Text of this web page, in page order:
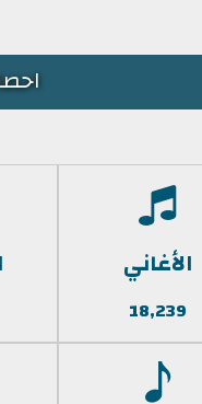
الأغاني
18,239